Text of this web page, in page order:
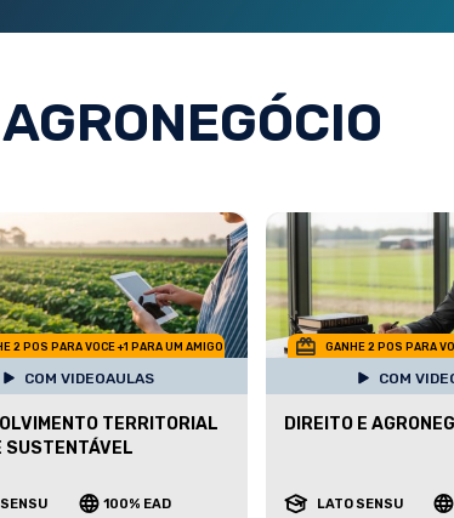
2 POS PARA VOCE +1 PARA UM AMIGO
COM VIDEOAULAS
TERRITORIAL
SUSTENTÁVEL
100% EAD
GANHE 2 POS PARA
COM
DIREITO E
LATO SENSU